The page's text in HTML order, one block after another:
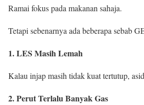
Ramai fokus pada makanan sahaja.
Tetapi sebenarnya ada beberapa sebab
1. LES Masih Lemah
Kalau injap masih tidak kuat tertutup,
2. Perut Terlalu Banyak Gas